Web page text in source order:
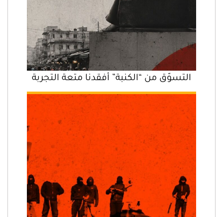
التسوّق من “الكنبة” أفقدنا متعة التجربة